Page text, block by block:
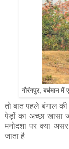
गौरंगपुर, बर्धमान
तो बात पहले बंगाल
पेड़ों का अच्छा
मनोदशा पर क्या
जाता है